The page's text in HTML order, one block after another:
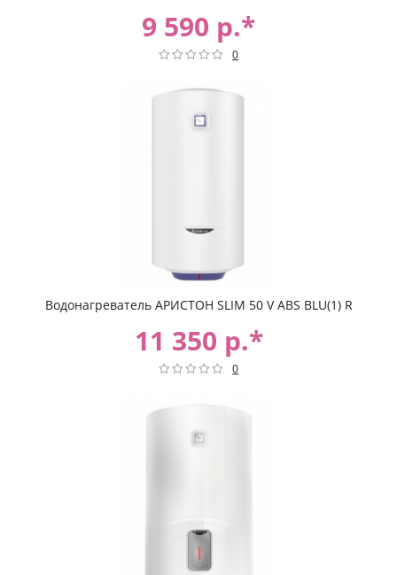
9 590 р.*
0
Водонагреватель АРИСТОН SLIM 50 V ABS BLU(1) R
11 350 р.*
0